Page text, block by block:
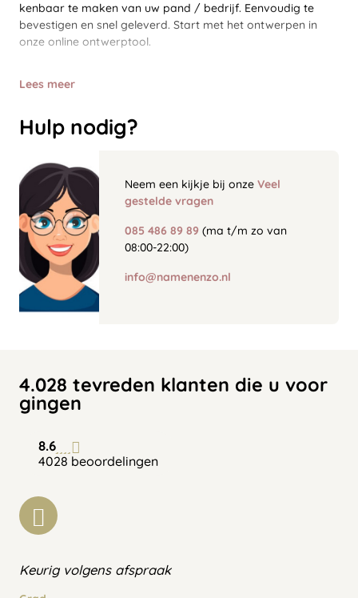
kenbaar te maken van uw pand / bedrijf. Eenvoudig te
bevestigen en snel geleverd. Start met het ontwerpen in
onze online ontwerptool.
Lees meer
Hulp nodig?
Neem een kijkje bij onze Veel
gestelde vragen
085 486 89 89 (ma t/m zo van
08:00-22:00)
info@namenenzo.nl
4.028 tevreden klanten die u voor
gingen
8.6
4028 beoordelingen
Keurig volgens afspraak